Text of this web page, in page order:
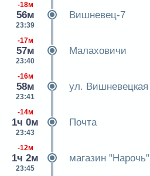
-18м
56м
23:39
Вишневец-7
-17м
57м
23:40
Малаховичи
-16м
58м
23:41
ул. Вишневецкая
-14м
1ч 0м
23:43
Почта
-12м
1ч 2м
23:45
магазин "Нарочь"